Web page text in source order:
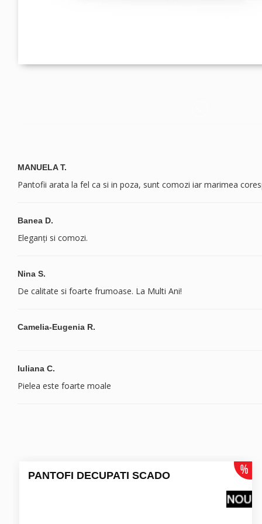
MANUELA T.
Pantofii arata la fel ca si in poza, sunt comozi iar marimea
Banea D.
Eleganți si comozi.
Nina S.
De calitate si foarte frumoase. La Multi Ani!
Camelia-Eugenia R.
Iuliana C.
Pielea este foarte moale
PANTOFI DECUPATI SCADO